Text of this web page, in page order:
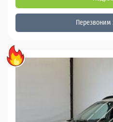
Перезвоним